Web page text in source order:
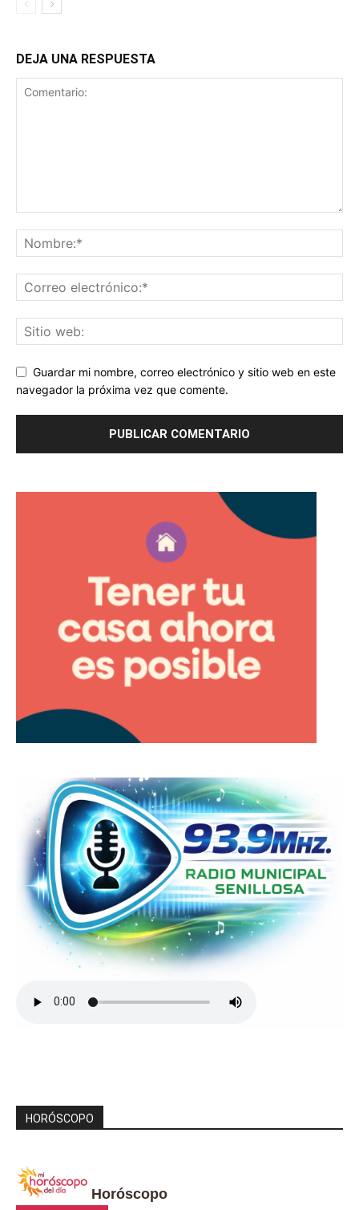
DEJA UNA RESPUESTA
Guardar mi nombre, correo electrónico y sitio web en este
navegador la próxima vez que comente.
HORÓSCOPO
Horóscopo